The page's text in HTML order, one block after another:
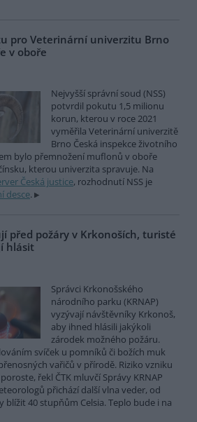
pro Veterinární univerzitu Brno
v oboře
Nejvyšší správní soud (NSS)
potvrdil pokutu 1,5 milionu
korun, kterou v roce 2021
vyměřila Veterinární univerzitě
Brno Česká inspekce životního
bylo přemnožení muflonů v oboře
kterou univerzita spravuje. Na
Česká justice, rozhodnutí NSS je
desce.
před požáry v Krkonoších, turisté
hlásit
Správci Krkonošského
národního parku (KRNAP)
vyzývají návštěvníky Krkonoš,
aby ihned hlásili jakýkoli
zárodek možného požáru.
svíček u pomníků či božích muk
vařičů v přírodě. Riziko vzniku
řekl ČTK mluvčí Správy KRNAP
přichází další vlna veder, od
40 stupňům Celsia. Teplo bude i na